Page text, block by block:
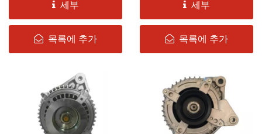
세부
목록에 추가
세부
목록에 추가